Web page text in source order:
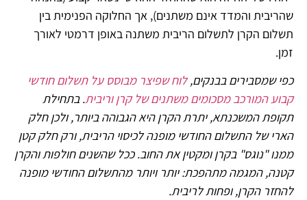
שהריבית והמדד אינם משתנים), אך החלוקה הפנימית בין
תשלום הקרן לתשלום הריבית משתנה באופן דרמטי לאורך
זמן.
כפי שמסבירים בבנקים,לוח שפיצר מבוסס על תשלום חודשי
קבוע המורכב מסכומים משתנים של קרן וריבית.בתחילת
תקופת המשכנתא, יתרת הקרן היא הגבוהה ביותר, ולכן חלק
הארי של התשלום החודשי מופנה לכיסוי הריבית, ורק חלק קטן
ממנו "נוגס" בקרן ומקטין את החוב. ככל שהשנים חולפות והקרן
קטנה, המגמה מתהפכת: יותר ויותר מהתשלום החודשי מופנה
להחזר הקרן, ופחות לריבית.